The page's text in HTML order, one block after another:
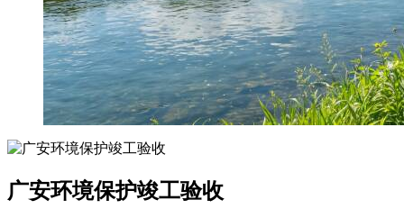
广安环境保护竣工验收